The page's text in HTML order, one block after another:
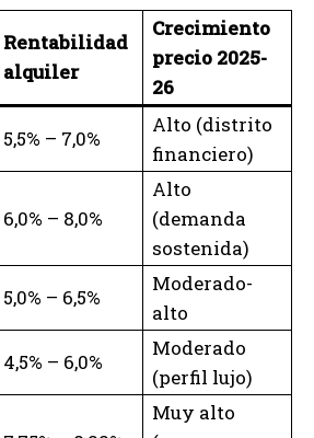
Rentabilidad
alquiler
Crecimiento
precio 2025-
26
5,5% – 7,0%
Alto (distrito
financiero)
6,0% – 8,0%
Alto
(demanda
sostenida)
5,0% – 6,5%
Moderado-
alto
4,5% – 6,0%
Moderado
(perfil lujo)
Muy alto